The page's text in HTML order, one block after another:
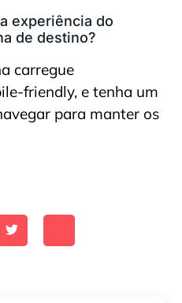
experiência do
de destino?
carregue
friendly, e tenha um
para manter os